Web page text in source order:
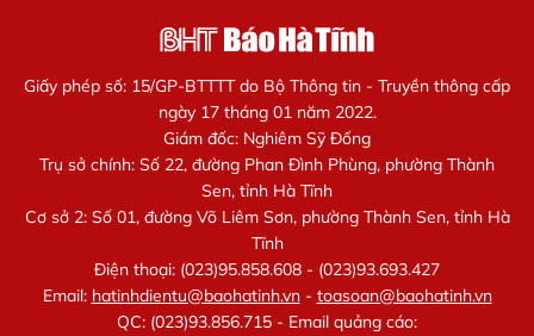
Giấy phép số: 15/GP-BTTTT do Bộ Thông tin - Truyền thông cấp
ngày 17 tháng 01 năm 2022.
Giám đốc: Nghiêm Sỹ Đống
Trụ sở chính: Số 22, đường Phan Đình Phùng, phường Thành
Sen, tỉnh Hà Tĩnh
Cơ sở 2: Số 01, đường Võ Liêm Sơn, phường Thành Sen, tỉnh Hà
Tĩnh
Điện thoại: (023)95.858.608 - (023)93.693.427
Email: hatinhdientu@baohatinh.vn- toasoan@baohatinh.vn
QC: (023)93.856.715 - Email quảng cáo: